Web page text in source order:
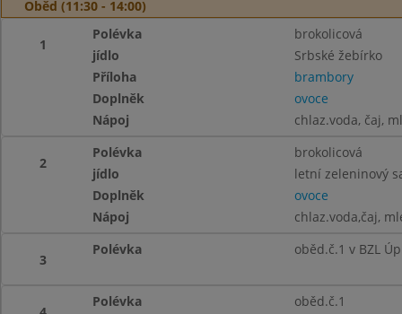
Oběd (11:30 - 14:00)
1
Polévka
brokolicová
jídlo
Srbské žebírko
Příloha
brambory
Doplněk
ovoce
Nápoj
chlaz.voda, čaj,
2
Polévka
brokolicová
jídlo
letní zeleninový
Doplněk
ovoce
Nápoj
chlaz.voda,čaj,
3
Polévka oběd.č.1 v BZL
Polévka oběd.č.1